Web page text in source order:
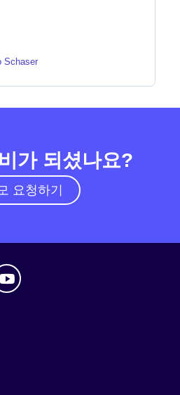
Schaser
가 되셨나요?
요청하기